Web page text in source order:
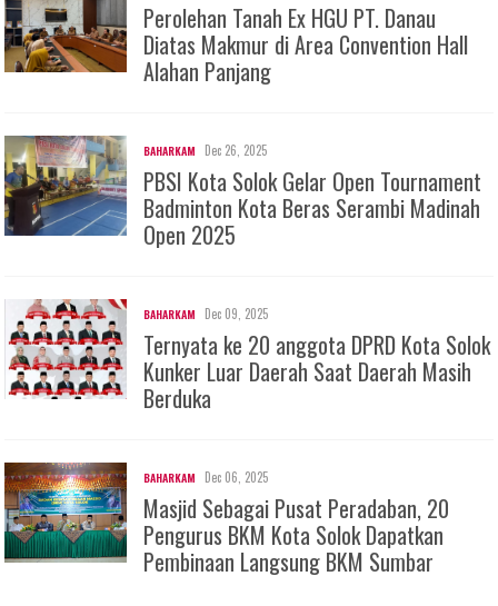
Perolehan Tanah Ex HGU PT. Danau
Diatas Makmur di Area Convention Hall
Alahan Panjang
BAHARKAM Dec 26, 2025
PBSI Kota Solok Gelar Open Tournament
Badminton Kota Beras Serambi Madinah
Open 2025
BAHARKAM Dec 09, 2025
Ternyata ke 20 anggota DPRD Kota Solok
Kunker Luar Daerah Saat Daerah Masih
Berduka
BAHARKAM Dec 06, 2025
Masjid Sebagai Pusat Peradaban, 20
Pengurus BKM Kota Solok Dapatkan
Pembinaan Langsung BKM Sumbar